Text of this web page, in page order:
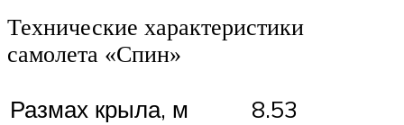
Технические характеристики
самолета «Спин»
Размах крыла, м
8.53